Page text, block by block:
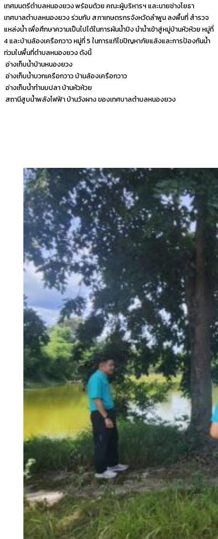
เทศมนตรีตำบลหนองยวง พร้อมด้วย คณะผู้บริหารฯ และนายช่างโยธา
เทศบาลตำบลหนองยวง ร่วมกับ สภาเกษตรกรจังหวัดลำพูน ลงพื้นที่ สำรวจ
แหล่งน้ำ เพื่อศึกษาความเป็นไปได้ในการผันน้ำปิง นำน้ำเข้าสู่หมู่บ้านหัวห้วย หมู่ที่
4 และบ้านล้องเครือกวาว หมู่ที่ 5 ในการแก้ไขปัญหาภัยแล้งและการป้องกันน้ำ
ท่วมในพื้นที่ตำบลหนองยวง ดังนี้
อ่างเก็บน้ำบ้านหนองยวง
อ่างเก็บน้ำบวกเครือกวาว บ้านล้องเครือกวาว
อ่างเก็บน้ำทำนบปลา บ้านหัวห้วย
สถานีสูบน้ำพลังไฟฟ้า บ้านวังผาง ของเทศบาลตำบลหนองยวง